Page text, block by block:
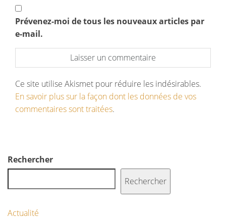
Prévenez-moi de tous les nouveaux articles par
e-mail.
Ce site utilise Akismet pour réduire les indésirables.
En savoir plus sur la façon dont les données de vos
commentaires sont traitées.
Rechercher
Rechercher
Actualité